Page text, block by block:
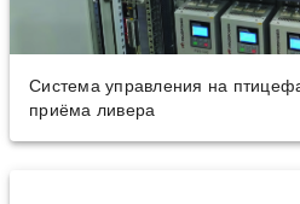
Система управления на
приёма ливера